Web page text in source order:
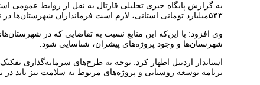
به گزارش پایگاه خبری تحلیلی قارتال به نقل از روابط عمومی
۵۴۳میلیارد تومانی استانی، لازم است فرمانداران شهرستان‌ها در توزیع اعتبارات، تأمین زیرساخت پروژه‌های اقتصادی را در اولویت قرار دهند.
وی افزود: با این‌که این منابع نسبت به تقاضایی که در
شهرستان‌ها و وجود پروژه‌های پیشران، شناسایی شود.
استاندار اردبیل اظهار کرد: توجه به طرح‌های سرمایه‌گذاری
برنامه توسعه روستایی و پروژه‌های مربوط به سلامت نیز باید در